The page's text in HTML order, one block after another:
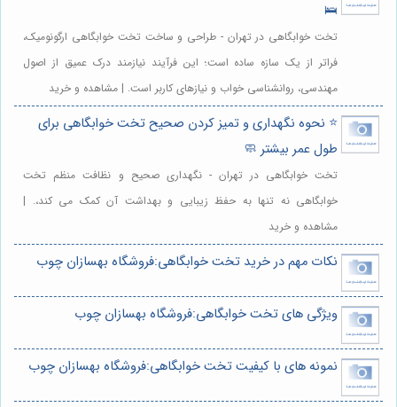
🛌
تخت خوابگاهی در تهران - طراحی و ساخت تخت خوابگاهی ارگونومیک،
فراتر از یک سازه ساده است؛ این فرآیند نیازمند درک عمیق از اصول
مهندسی، روانشناسی خواب و نیازهای کاربر است. | مشاهده و خرید
⭐️ نحوه نگهداری و تمیز کردن صحیح تخت خوابگاهی برای
طول عمر بیشتر 🧼
تخت خوابگاهی در تهران - نگهداری صحیح و نظافت منظم تخت
خوابگاهی نه تنها به حفظ زیبایی و بهداشت آن کمک می کند،. |
مشاهده و خرید
نکات مهم در خرید تخت خوابگاهی:فروشگاه بهسازان چوب
ویژگی های تخت خوابگاهی:فروشگاه بهسازان چوب
نمونه های با کیفیت تخت خوابگاهی:فروشگاه بهسازان چوب